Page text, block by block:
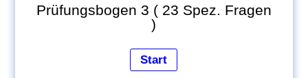
Prüfungsbogen 3 ( 23 Spez. Fragen
)